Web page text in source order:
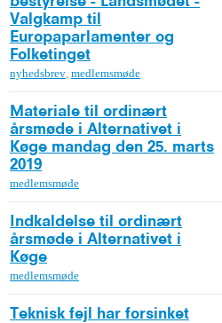
Valgkamp til
Europaparlamenter og
Folketinget
nyhedsbrev, medlemsmøde
Materiale til ordinært
årsmøde i Alternativet i
Køge mandag den 25. marts
2019
medlemsmøde
Indkaldelse til ordinært
årsmøde i Alternativet i
Køge
medlemsmøde
Teknisk fejl har forsinket